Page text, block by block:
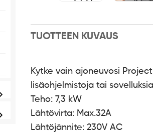
TUOTTEEN KUVAUS
Kytke vain ajoneuvosi
lisäohjelmistoja tai
Teho: 7,3 kW
Lähtövirta: Max.32A
Lähtöjännite: 230V AC